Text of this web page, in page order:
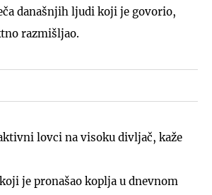
današnjih ljudi koji je govorio,
razmišljao.
lovci na visoku divljač, kaže
je pronašao koplja u dnevnom